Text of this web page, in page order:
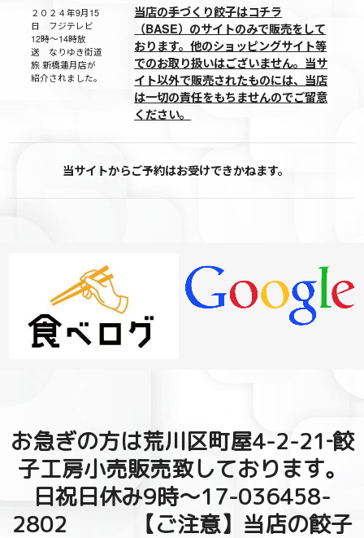
２０２４年9月15
日 フジテレビ
12時～14時放
送 なりゆき街道
旅 新橋蓮月店が
紹介されました。
当店の手づくり餃子はコチラ
（BASE）のサイトのみで販売をして
おります。他のショッピングサイト等
でのお取り扱いはございません。当サ
イト以外で販売されたものには、当店
は一切の責任をもちませんのでご留意
ください。
当サイトからご予約はお受けできかねます。
お急ぎの方は荒川区町屋4-2-21‐餃
子工房小売販売致しております。
日祝日休み9時～17-036458-
2802 【ご注意】当店の餃子